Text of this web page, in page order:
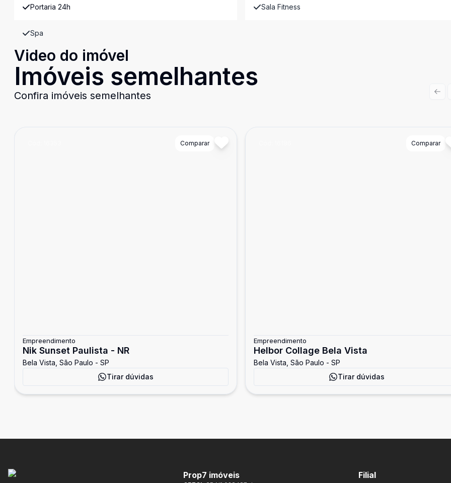
Portaria 24h Sala Fitness
Spa
Video do imóvel
Imóveis semelhantes
Confira imóveis semelhantes
Comparar
Empreendimento
Nik Sunset Paulista - NR
Bela Vista, São Paulo - SP
Tirar dúvidas
Comparar
Empreendimento
Helbor Collage Bela Vista
Bela Vista, São Paulo - SP
Tirar dúvidas
Prop7 imóveis Filial